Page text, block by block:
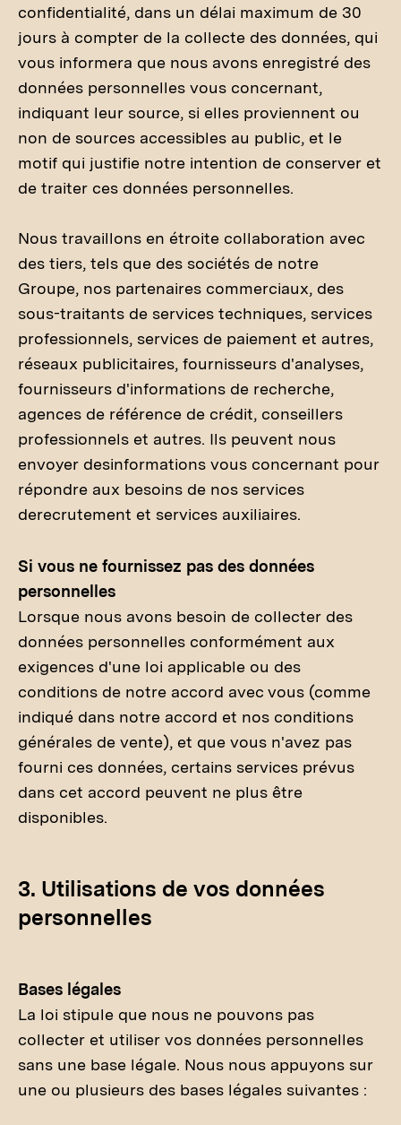
confidentialité, dans un délai maximum de 30
jours à compter de la collecte des données, qui
vous informera que nous avons enregistré des
données personnelles vous concernant,
indiquant leur source, si elles proviennent ou
non de sources accessibles au public, et le
motif qui justifie notre intention de conserver et
de traiter ces données personnelles.
Nous travaillons en étroite collaboration avec
des tiers, tels que des sociétés de notre
Groupe, nos partenaires commerciaux, des
sous-traitants de services techniques, services
professionnels, services de paiement et autres,
réseaux publicitaires, fournisseurs d'analyses,
fournisseurs d'informations de recherche,
agences de référence de crédit, conseillers
professionnels et autres. Ils peuvent nous
envoyer desinformations vous concernant pour
répondre aux besoins de nos services
derecrutement et services auxiliaires.
Si vous ne fournissez pas des données
personnelles
Lorsque nous avons besoin de collecter des
données personnelles conformément aux
exigences d'une loi applicable ou des
conditions de notre accord avec vous (comme
indiqué dans notre accord et nos conditions
générales de vente), et que vous n'avez pas
fourni ces données, certains services prévus
dans cet accord peuvent ne plus être
disponibles.
3. Utilisations de vos données
personnelles
Bases légales
La loi stipule que nous ne pouvons pas
collecter et utiliser vos données personnelles
sans une base légale. Nous nous appuyons sur
une ou plusieurs des bases légales suivantes :